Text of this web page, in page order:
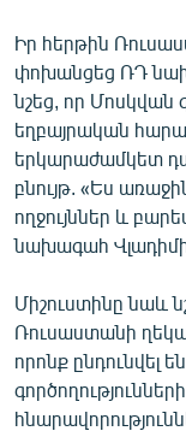
Իր հերթին
փոխանցեց ՌԴ
նշեց, որ
եղբայրական
երկարաժամկետ
բնույթ. «Ես
ողջույններ և
նախագահ
Միշուստինը նաև
Ռուսաստանի
որոնք ընդունվել